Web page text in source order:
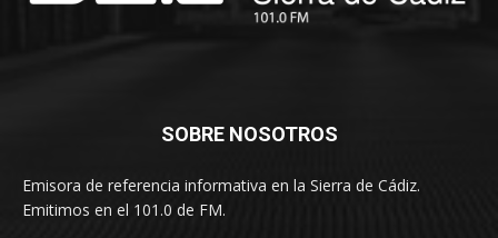
SOBRE NOSOTROS
Emisora de referencia informativa en la Sierra de Cádiz.
Emitimos en el 101.0 de FM.